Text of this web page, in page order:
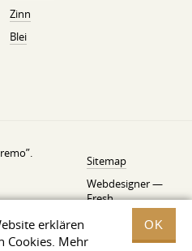
erklären
Cookies. Mehr
OK
Zinn
Blei
Sitemap
Webdesigner —
Fresh